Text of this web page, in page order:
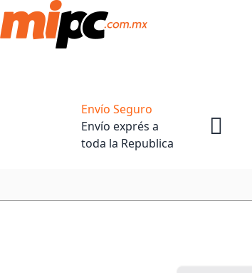
Envío Seguro
Envío exprés a
toda la Republica